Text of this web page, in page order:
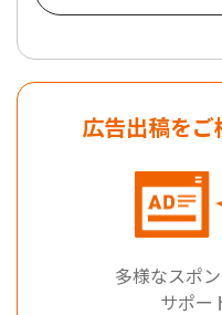
広告出稿をご
多様なスポ
サポー